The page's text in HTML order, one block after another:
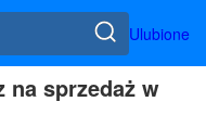
Ulubione
na sprzedaż w